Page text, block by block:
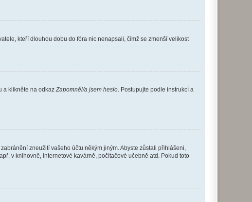
kteří dlouhou dobu do fóra nic nenapsali, čímž se zmenší velikost
a klikněte na odkaz Zapomněl/a jsem heslo . Postupujte podle instrukcí a
zneužití vašeho účtu někým jiným. Abyste zůstali přihlášeni,
v knihovně, internetové kavárně, počítačové učebně atd. Pokud toto